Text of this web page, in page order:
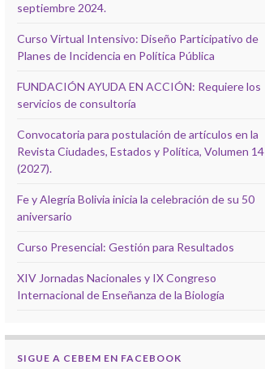
septiembre 2024.
Curso Virtual Intensivo: Diseño Participativo de
Planes de Incidencia en Política Pública
FUNDACIÓN AYUDA EN ACCIÓN: Requiere los
servicios de consultoría
Convocatoria para postulación de artículos en la
Revista Ciudades, Estados y Política, Volumen 14
(2027).
Fe y Alegría Bolivia inicia la celebración de su 50
aniversario
Curso Presencial: Gestión para Resultados
XIV Jornadas Nacionales y IX Congreso
Internacional de Enseñanza de la Biología
SIGUE A CEBEM EN FACEBOOK